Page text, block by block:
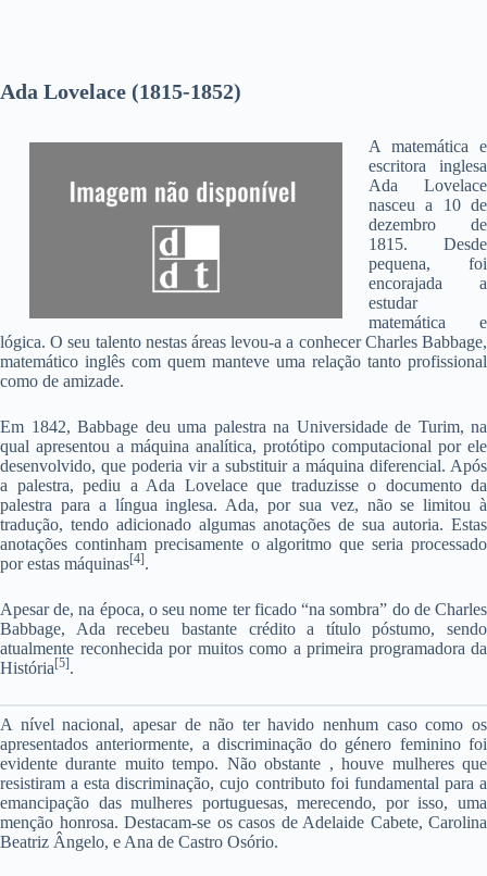
Ada Lovelace (1815-1852)
A matemática e
escritora inglesa
Ada Lovelace
nasceu a 10 de
dezembro de
1815. Desde
pequena, foi
encorajada a
estudar
matemática e
lógica. O seu talento nestas áreas levou-a a conhecer Charles Babbage,
matemático inglês com quem manteve uma relação tanto profissional
como de amizade.
Em 1842, Babbage deu uma palestra na Universidade de Turim, na
qual apresentou a máquina analítica, protótipo computacional por ele
desenvolvido, que poderia vir a substituir a máquina diferencial. Após
a palestra, pediu a Ada Lovelace que traduzisse o documento da
palestra para a língua inglesa. Ada, por sua vez, não se limitou à
tradução, tendo adicionado algumas anotações de sua autoria. Estas
anotações continham precisamente o algoritmo que seria processado
por estas máquinas[4].
Apesar de, na época, o seu nome ter ficado “na sombra” do de Charles
Babbage, Ada recebeu bastante crédito a título póstumo, sendo
atualmente reconhecida por muitos como a primeira programadora da
História[5].
A nível nacional, apesar de não ter havido nenhum caso como os
apresentados anteriormente, a discriminação do género feminino foi
evidente durante muito tempo. Não obstante , houve mulheres que
resistiram a esta discriminação, cujo contributo foi fundamental para a
emancipação das mulheres portuguesas, merecendo, por isso, uma
menção honrosa. Destacam-se os casos de Adelaide Cabete, Carolina
Beatriz Ângelo, e Ana de Castro Osório.